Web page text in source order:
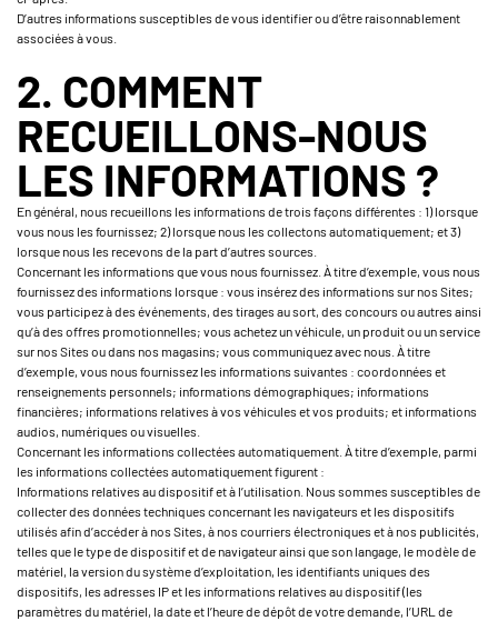
D’autres informations susceptibles de vous identifier ou d’être raisonnablement
associées à vous.
2. COMMENT
RECUEILLONS-NOUS
LES INFORMATIONS ?
En général, nous recueillons les informations de trois façons différentes : 1) lorsque
vous nous les fournissez; 2) lorsque nous les collectons automatiquement; et 3)
lorsque nous les recevons de la part d’autres sources.
Concernant les informations que vous nous fournissez. À titre d’exemple, vous nous
fournissez des informations lorsque : vous insérez des informations sur nos Sites;
vous participez à des événements, des tirages au sort, des concours ou autres ainsi
qu’à des offres promotionnelles; vous achetez un véhicule, un produit ou un service
sur nos Sites ou dans nos magasins; vous communiquez avec nous. À titre
d’exemple, vous nous fournissez les informations suivantes : coordonnées et
renseignements personnels; informations démographiques; informations
financières; informations relatives à vos véhicules et vos produits; et informations
audios, numériques ou visuelles.
Concernant les informations collectées automatiquement. À titre d’exemple, parmi
les informations collectées automatiquement figurent :
Informations relatives au dispositif et à l’utilisation. Nous sommes susceptibles de
collecter des données techniques concernant les navigateurs et les dispositifs
utilisés afin d’accéder à nos Sites, à nos courriers électroniques et à nos publicités,
telles que le type de dispositif et de navigateur ainsi que son langage, le modèle de
matériel, la version du système d’exploitation, les identifiants uniques des
dispositifs, les adresses IP et les informations relatives au dispositif (les
paramètres du matériel, la date et l’heure de dépôt de votre demande, l’URL de